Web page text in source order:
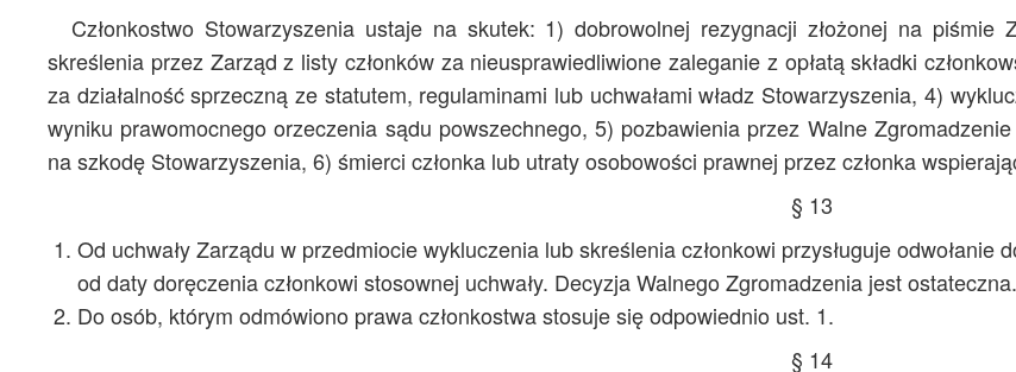
Członkostwo Stowarzyszenia ustaje na skutek: 1) dobrowolnej rezygnacji złożonej na
skreślenia przez Zarząd z listy członków za nieusprawiedliwione zaleganie z opłatą składki
za działalność sprzeczną ze statutem, regulaminami lub uchwałami władz Stowarzyszenia, 4)
wyniku prawomocnego orzeczenia sądu powszechnego, 5) pozbawienia przez Walne
na szkodę Stowarzyszenia, 6) śmierci członka lub utraty osobowości prawnej przez członka
§ 13
Od uchwały Zarządu w przedmiocie wykluczenia lub skreślenia członkowi przysługuje
od daty doręczenia członkowi stosownej uchwały. Decyzja Walnego Zgromadzenia jest ostateczna.
Do osób, którym odmówiono prawa członkostwa stosuje się odpowiednio ust. 1.
§ 14